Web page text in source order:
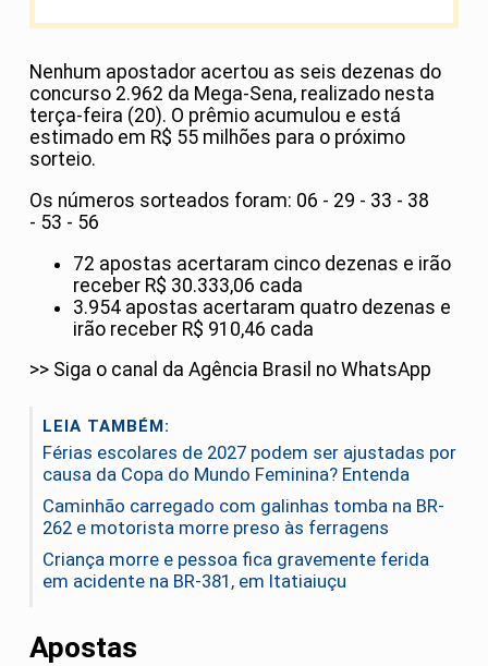
Nenhum apostador acertou as seis dezenas do
concurso 2.962 da Mega-Sena, realizado nesta
terça-feira (20). O prêmio acumulou e está
estimado em R$ 55 milhões para o próximo
sorteio.
Os números sorteados foram: 06 - 29 - 33 - 38
- 53 - 56
72 apostas acertaram cinco dezenas e irão
receber R$ 30.333,06 cada
3.954 apostas acertaram quatro dezenas e
irão receber R$ 910,46 cada
>> Siga o canal da Agência Brasil no WhatsApp
LEIA TAMBÉM:
Férias escolares de 2027 podem ser ajustadas por
causa da Copa do Mundo Feminina? Entenda
Caminhão carregado com galinhas tomba na BR-
262 e motorista morre preso às ferragens
Criança morre e pessoa fica gravemente ferida
em acidente na BR-381, em Itatiaiuçu
Apostas